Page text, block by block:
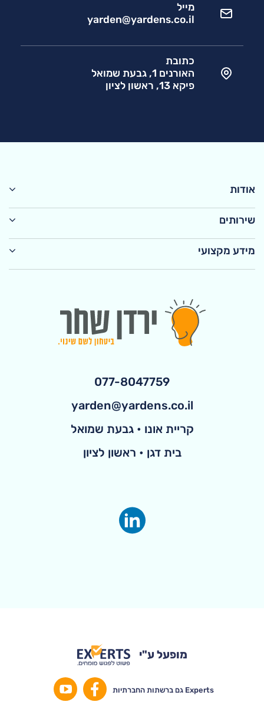
מייל
yarden@yardens.co.il
כתובת
האורנים 1, גבעת שמואל
פיקא 13, ראשון לציון
אודות
שירותים
מידע מקצועי
077-8047759
yarden@yardens.co.il
קריית אונו • גבעת שמואל
בית דגן • ראשון לציון
מופעל ע"י
Experts גם ברשתות החברתיות